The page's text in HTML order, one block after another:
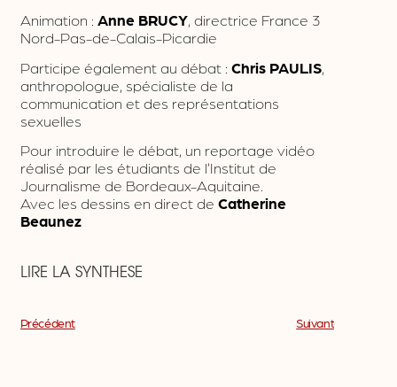
Animation : Anne BRUCY, directrice France 3
Nord-Pas-de-Calais-Picardie
Participe également au débat : Chris PAULIS,
anthropologue, spécialiste de la
communication et des représentations
sexuelles
Pour introduire le débat, un reportage vidéo
réalisé par les étudiants de l’Institut de
Journalisme de Bordeaux-Aquitaine.
Avec les dessins en direct de Catherine
Beaunez
LIRE LA SYNTHESE
Précédent Suivant